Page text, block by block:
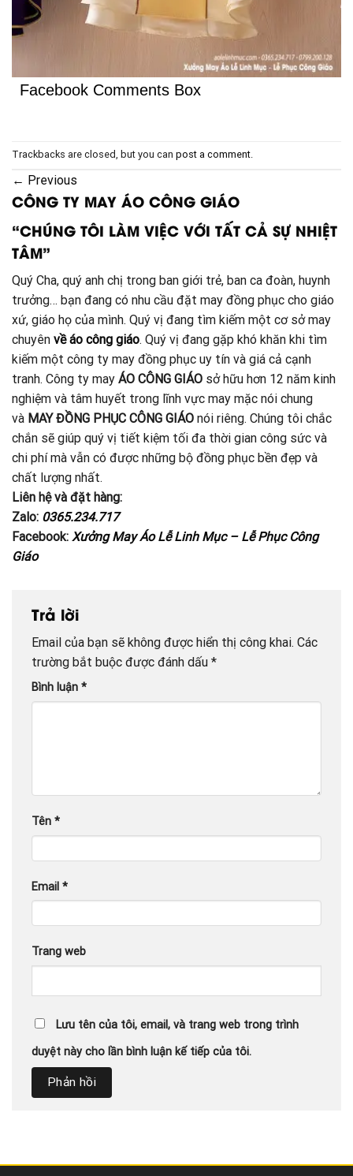
Facebook Comments Box
Trackbacks are closed, but you can post a comment.
← Previous
CÔNG TY MAY ÁO CÔNG GIÁO
“CHÚNG TÔI LÀM VIỆC VỚI TẤT CẢ SỰ NHIỆT
TÂM”
Quý Cha, quý anh chị trong ban giới trẻ, ban ca đoàn, huynh
trưởng… bạn đang có nhu cầu đặt may đồng phục cho giáo
xứ, giáo họ của mình. Quý vị đang tìm kiếm một cơ sở may
chuyên về áo công giáo. Quý vị đang gặp khó khăn khi tìm
kiếm một công ty may đồng phục uy tín và giá cả cạnh
tranh. Công ty may ÁO CÔNG GIÁO sở hữu hơn 12 năm kinh
nghiệm và tâm huyết trong lĩnh vực may mặc nói chung
và MAY ĐỒNG PHỤC CÔNG GIÁO nói riêng. Chúng tôi chắc
chắn sẽ giúp quý vị tiết kiệm tối đa thời gian công sức và
chi phí mà vẫn có được những bộ đồng phục bền đẹp và
chất lượng nhất.
Liên hệ và đặt hàng:
Zalo: 0365.234.717
Facebook: Xưởng May Áo Lễ Linh Mục – Lễ Phục Công
Giáo
Trả lời
Email của bạn sẽ không được hiển thị công khai. Các
trường bắt buộc được đánh dấu *
Bình luận *
Tên *
Email *
Trang web
Lưu tên của tôi, email, và trang web trong trình
duyệt này cho lần bình luận kế tiếp của tôi.